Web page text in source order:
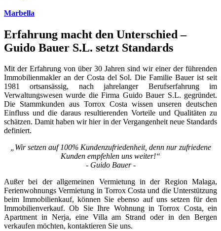
Marbella
Erfahrung macht den Unterschied –
Guido Bauer S.L. setzt Standards
Mit der Erfahrung von über 30 Jahren sind wir einer der führenden
Immobilienmakler an der Costa del Sol. Die Familie Bauer ist seit
1981 ortsansässig, nach jahrelanger Berufserfahrung im
Verwaltungswesen wurde die Firma Guido Bauer S.L. gegründet.
Die Stammkunden aus Torrox Costa wissen unseren deutschen
Einfluss und die daraus resultierenden Vorteile und Qualitäten zu
schätzen. Damit haben wir hier in der Vergangenheit neue Standards
definiert.
„Wir setzen auf 100% Kundenzufriedenheit, denn nur zufriedene
Kunden empfehlen uns weiter!“
- Guido Bauer -
Außer bei der allgemeinen Vermietung in der Region Malaga,
Ferienwohnungs Vermietung in Torrox Costa und die Unterstützung
beim Immobilienkauf, können Sie ebenso auf uns setzen für den
Immobilienverkauf. Ob Sie Ihre Wohnung in Torrox Costa, ein
Apartment in Nerja, eine Villa am Strand oder in den Bergen
verkaufen möchten, kontaktieren Sie uns.